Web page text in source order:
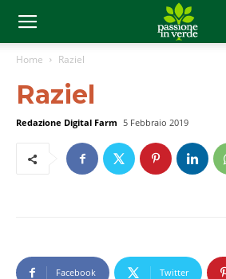
Home Raziel
Raziel
Redazione Digital Farm 5 Febbraio 2019
Facebook Twitter